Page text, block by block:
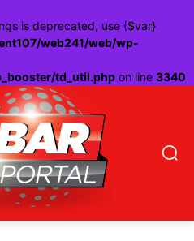
is deprecated, use {$var}
web241/web/wp-
td_util.php on line 3340